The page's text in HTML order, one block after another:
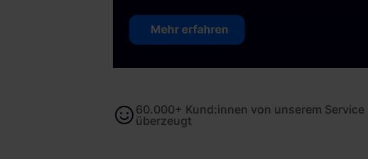
60.000+ Kund:innen von unserem Service
überzeugt